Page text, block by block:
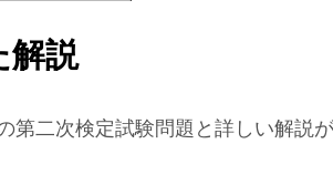
解説
二次検定試験問題と詳しい解説